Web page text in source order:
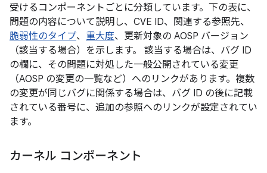
受けるコンポーネントごとに分類しています。下の表に、
問題の内容について説明し、CVE ID、関連する参照先、
脆弱性のタイプ、 重大度、更新対象の AOSP バージョン
（該当する場合）を示します。 該当する場合は、バグ ID
の欄に、その問題に対処した一般公開されている変更
（AOSP の変更の一覧など）へのリンクがあります。複数
の変更が同じバグに関係する場合は、バグ ID の後に記載
されている番号に、追加の参照へのリンクが設定されてい
ます。
カーネル コンポーネント